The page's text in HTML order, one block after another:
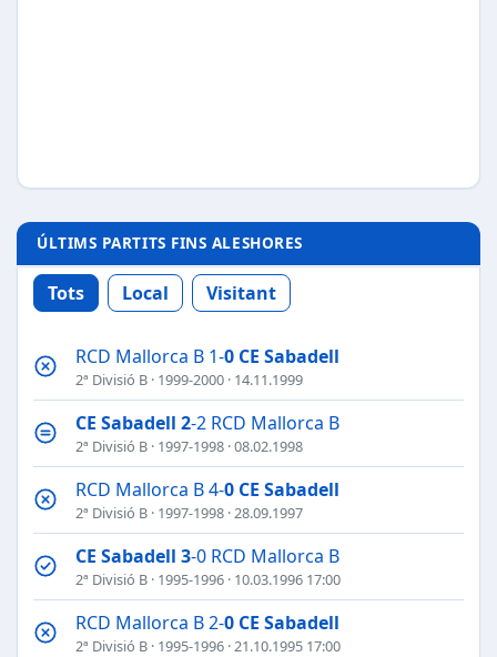
ÚLTIMS PARTITS FINS ALESHORES
Tots Local Visitant
RCD Mallorca B 1-0 CE Sabadell
2ª Divisió B · 1999-2000 · 14.11.1999
CE Sabadell 2-2 RCD Mallorca B
2ª Divisió B · 1997-1998 · 08.02.1998
RCD Mallorca B 4-0 CE Sabadell
2ª Divisió B · 1997-1998 · 28.09.1997
CE Sabadell 3-0 RCD Mallorca B
2ª Divisió B · 1995-1996 · 10.03.1996 17:00
RCD Mallorca B 2-0 CE Sabadell
2ª Divisió B · 1995-1996 · 21.10.1995 17:00